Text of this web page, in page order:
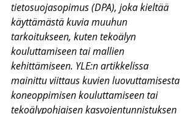
tietosuojasopimus (DPA), joka kieltää
käyttämästä kuvia muuhun
tarkoitukseen, kuten tekoälyn
kouluttamiseen tai mallien
kehittämiseen. YLE:n artikkelissa
mainittu viittaus kuvien luovuttamisesta
koneoppimisen kouluttamiseen tai
tekoälypohjaisen kasvojentunnistuksen